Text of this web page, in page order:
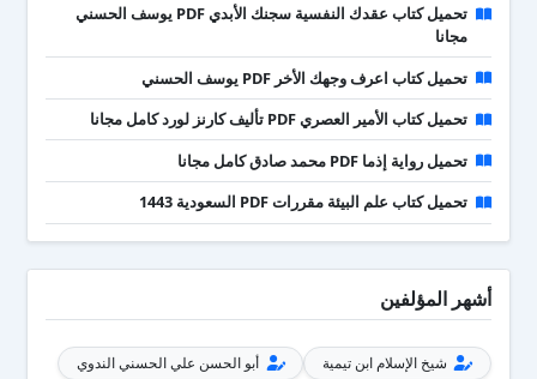
تحميل كتاب عقدك النفسية سجنك الأبدي PDF يوسف الحسني
مجانا
تحميل كتاب اعرف وجهك الأخر PDF يوسف الحسني
تحميل كتاب الأمير العصري PDF تأليف كارنز لورد كامل مجانا
تحميل رواية إذما PDF محمد صادق كامل مجانا
تحميل كتاب علم البيئة مقررات PDF السعودية 1443
أشهر المؤلفين
شيخ الإسلام ابن تيمية
أبو الحسن علي الحسني الندوي